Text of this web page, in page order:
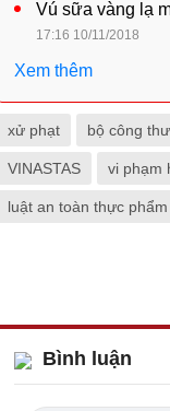
Vú sữa vàng lạ
17:16 10/11/2018
Xem thêm
xử phạt bộ công
VINASTAS vi phạm
luật an toàn thực phẩm
Bình luận